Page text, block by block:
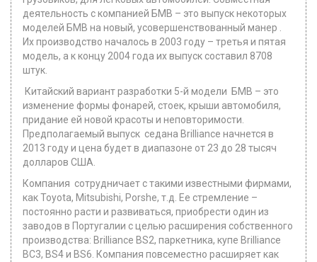
деятельность с компанией БМВ – это выпуск некоторых
моделей БМВ на новый, усовершенствованный манер .
Их производство началось в 2003 году – третья и пятая
модель, а к концу 2004 года их выпуск составил 8708
штук.
Китайский вариант разработки 5-й модели БМВ – это
изменение формы фонарей, стоек, крыши автомобиля,
придание ей новой красоты и неповторимости.
Предполагаемый выпуск седана Brilliance начнется в
2013 году и цена будет в диапазоне от 23 до 28 тысяч
долларов США.
Компания сотрудничает с такими известными фирмами,
как Toyota, Mitsubishi, Porshe, т.д. Ее стремление –
постоянно расти и развиваться, приобрести один из
заводов в Португалии с целью расширения собственного
производства: Brilliance BS2, паркетника, купе Brilliance
BC3, BS4 и BS6. Компания повсеместно расширяет как